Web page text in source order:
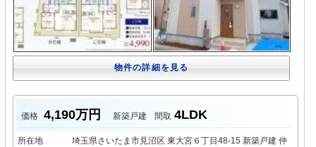
物件の詳細を見る
価格 4,190万円 新築戸建 間取 4LDK
所在地
埼玉県さいたま市見沼区 東大宮６丁目48-15 新築戸建 仲